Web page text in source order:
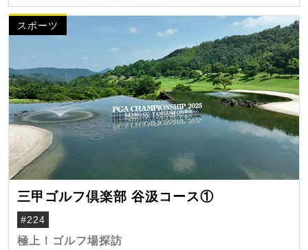
スポーツ
三甲ゴルフ倶楽部 谷汲コース①
#224
極上！ゴルフ場探訪